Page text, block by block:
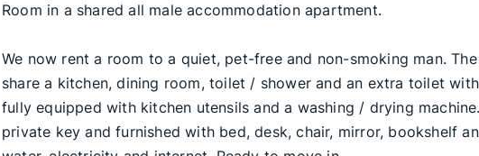
Room in a shared all male accommodation apartment.
We now rent a room to a quiet, pet-free and non-smoking man.
share a kitchen, dining room, toilet / shower and an extra toilet
fully equipped with kitchen utensils and a washing / drying
private key and furnished with bed, desk, chair, mirror, bookshelf